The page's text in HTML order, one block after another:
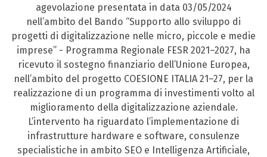
agevolazione presentata in data 03/05/2024
nell’ambito del Bando “Supporto allo sviluppo di
progetti di digitalizzazione nelle micro, piccole e medie
imprese” - Programma Regionale FESR 2021–2027, ha
ricevuto il sostegno finanziario dell’Unione Europea,
nell’ambito del progetto COESIONE ITALIA 21–27, per la
realizzazione di un programma di investimenti volto al
miglioramento della digitalizzazione aziendale.
L’intervento ha riguardato l’implementazione di
infrastrutture hardware e software, consulenze
specialistiche in ambito SEO e Intelligenza Artificiale,